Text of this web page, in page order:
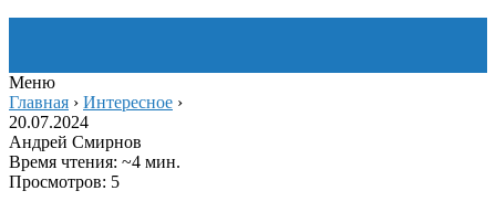
Меню
Главная › Интересное ›
20.07.2024
Андрей Смирнов
Время чтения: ~4 мин.
Просмотров: 5